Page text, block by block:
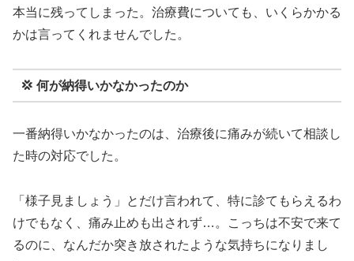
本当に残ってしまった。治療費についても、いくらかかる
かは言ってくれませんでした。
💢 何が納得いかなかったのか
一番納得いかなかったのは、治療後に痛みが続いて相談し
た時の対応でした。
「様子見ましょう」とだけ言われて、特に診てもらえるわ
けでもなく、痛み止めも出されず…。こっちは不安で来て
るのに、なんだか突き放されたような気持ちになりまし